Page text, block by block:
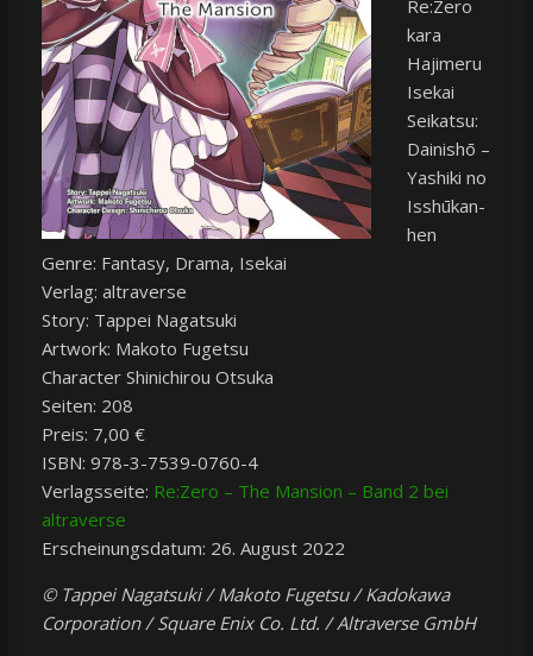
Re:Zero
kara
Hajimeru
Isekai
Seikatsu:
Dainishō –
Yashiki no
Isshūkan-
hen
Genre: Fantasy, Drama, Isekai
Verlag: altraverse
Story: Tappei Nagatsuki
Artwork: Makoto Fugetsu
Character Shinichirou Otsuka
Seiten: 208
Preis: 7,00 €
ISBN: 978-3-7539-0760-4
Verlagsseite: Re:Zero – The Mansion – Band 2 bei
altraverse
Erscheinungsdatum: 26. August 2022
© Tappei Nagatsuki / Makoto Fugetsu / Kadokawa
Corporation / Square Enix Co. Ltd. / Altraverse GmbH